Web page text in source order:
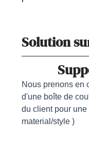
Solution
Nous prenons en
d'une boîte de
du client pour
material/style )